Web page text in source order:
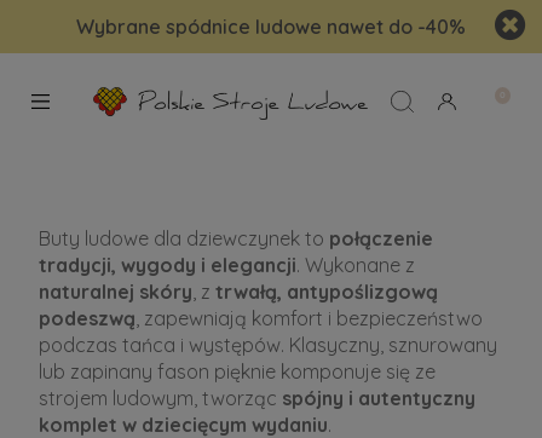
Wybrane spódnice ludowe nawet do -40%
Buty ludowe dla dziewczynek to połączenie
tradycji, wygody i elegancji. Wykonane z
naturalnej skóry , z trwałą, antypoślizgową
podeszwą , zapewniają komfort i bezpieczeństwo
podczas tańca i występów. Klasyczny, sznurowany
lub zapinany fason pięknie komponuje się ze
strojem ludowym, tworząc spójny i autentyczny
komplet w dziecięcym wydaniu.